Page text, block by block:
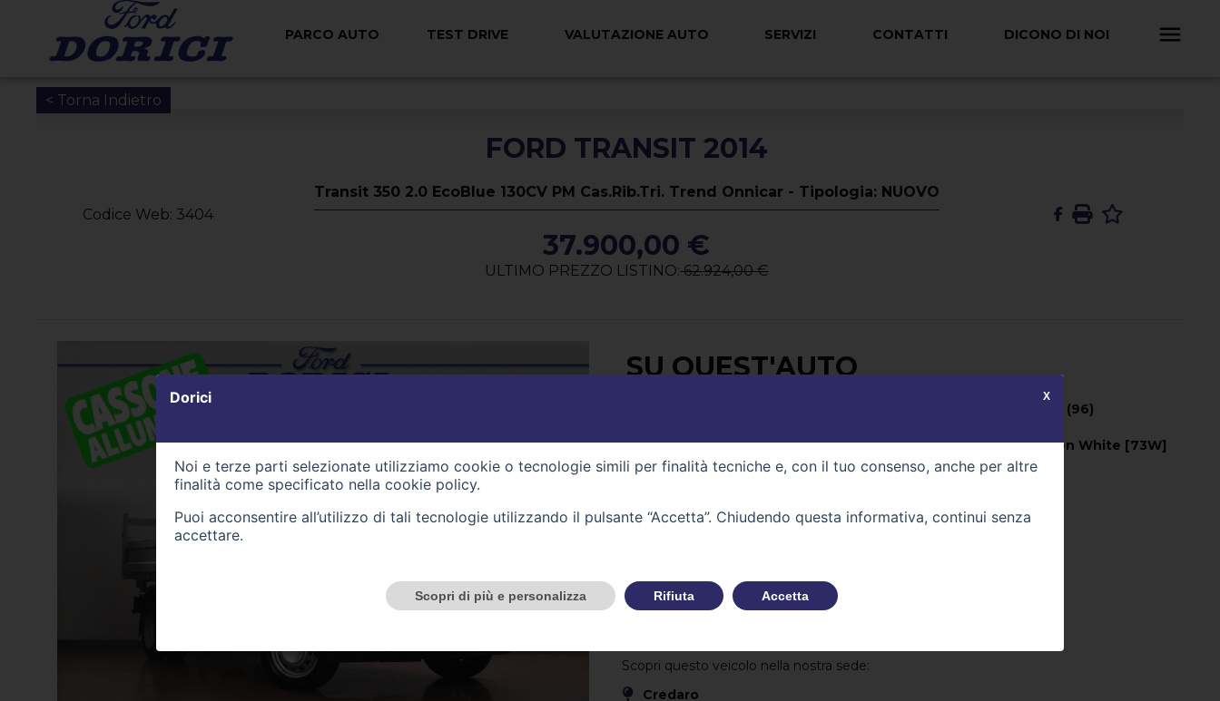
PARCO AUTO TEST DRIVE VALUTAZIONE AUTO SERVIZI CONTATTI DICONO DI NOI
< Torna Indietro
Codice Web: 3404
FORD TRANSIT 2014
Transit 350 2.0 EcoBlue 130CV PM Cas.Rib.Tri. Trend Onnicar - Tipologia: NUOVO
37.900,00 €
ULTIMO PREZZO LISTINO:62.924,00 €
SU QUEST'AUTO
Carrozzeria -furgone_van
Cilindrata (cc) -1996
131 (96)
Colore Esterno -Frozen White [73W]
Km -0
Scopri questo veicolo nella nostra sede:
Credaro
Dorici
Noi e terze parti selezionate utilizziamo cookie o tecnologie simili per finalità tecniche e, con il tuo consenso, anche per altre
finalità come specificato nella cookie policy.
Puoi acconsentire all’utilizzo di tali tecnologie utilizzando il pulsante “Accetta”. Chiudendo questa informativa, continui senza
accettare.
Scopri di più e personalizza Rifiuta Accetta
X